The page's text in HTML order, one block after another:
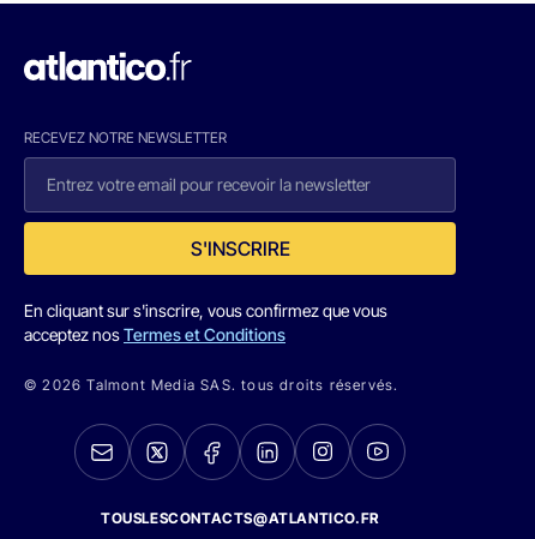
RECEVEZ NOTRE NEWSLETTER
S'INSCRIRE
En cliquant sur s'inscrire, vous confirmez que vous
acceptez nosTermes et Conditions
© 2026 Talmont Media SAS. tous droits réservés.
TOUSLESCONTACTS@ATLANTICO.FR